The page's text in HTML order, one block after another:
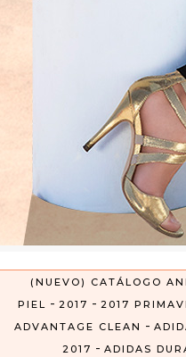
(NUEVO) CATÁLOGO
PIEL - 2017 - 2017
ADVANTAGE CLEAN -
2017 - ADIDAS